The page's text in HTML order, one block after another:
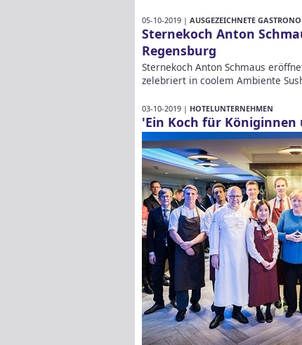
05-10-2019 | AUSGEZEICHNETE
Sternekoch Anton
Regensburg
Sternekoch Anton Schmaus
zelebriert in coolem Ambiente
03-10-2019 | HOTELUNTERNEHMEN
'Ein Koch für